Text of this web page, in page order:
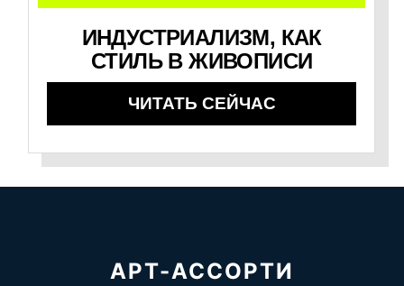
ИНДУСТРИАЛИЗМ, КАК
СТИЛЬ В ЖИВОПИСИ
ЧИТАТЬ СЕЙЧАС
АРТ-АССОРТИ